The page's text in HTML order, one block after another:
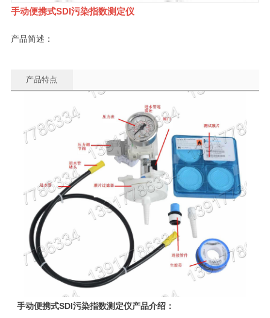
手动便携式SDI污染指数测定仪
产品简述：
产品特点
手动便携式SDI污染指数测定仪产品介绍：